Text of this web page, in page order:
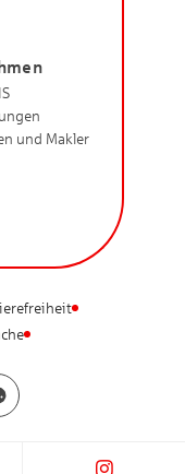
und Makler
Einstellungen